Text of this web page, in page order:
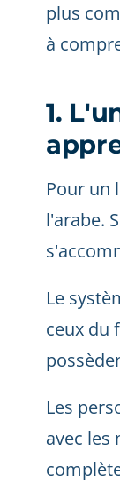
plus
à
1.
Pour un
l'arabe.
Le
ceux du
Les
avec les